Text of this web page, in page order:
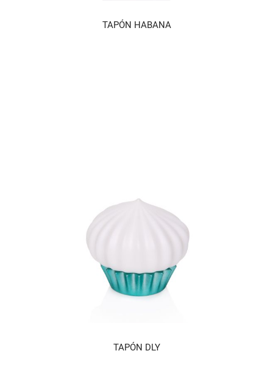
TAPÓN HABANA
TAPÓN DLY